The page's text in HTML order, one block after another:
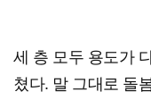
세 층 모두 용도가
쳤다. 말 그대로 돌